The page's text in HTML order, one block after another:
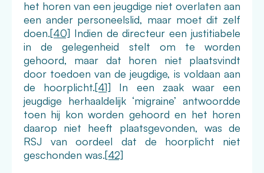
het horen van een jeugdige niet overlaten aan
een ander personeelslid, maar moet dit zelf
doen.[40] Indien de directeur een justitiabele
in de gelegenheid stelt om te worden
gehoord, maar dat horen niet plaatsvindt
door toedoen van de jeugdige, is voldaan aan
de hoorplicht.[41] In een zaak waar een
jeugdige herhaaldelijk ‘migraine’ antwoordde
toen hij kon worden gehoord en het horen
daarop niet heeft plaatsgevonden, was de
RSJ van oordeel dat de hoorplicht niet
geschonden was.[42]